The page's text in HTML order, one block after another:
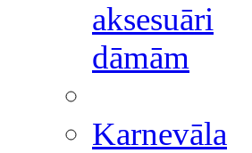
aksesuāri
dāmām
Karnevāla